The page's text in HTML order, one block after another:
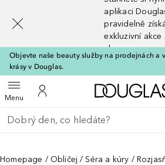
aplikaci
pravidelně
exkluzivní akce
slevy
Objevte naše beauty služby na prodejnách a
krásy v Douglas.
MenuOtevřít menuK mému účtu
Vraťte se
Proveďte vyhledávání
Homepage Obličej Séra a kúry
[navigation.slideout.screenreader]